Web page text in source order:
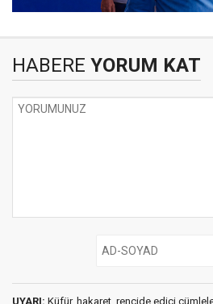
HABERE YORUM KAT
UYARI: Küfür, hakaret, rencide edici